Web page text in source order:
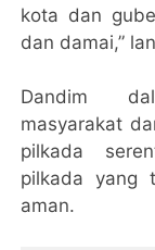
kota dan
dan damai,”
Dandim
masyarakat
pilkada
pilkada yang
aman.